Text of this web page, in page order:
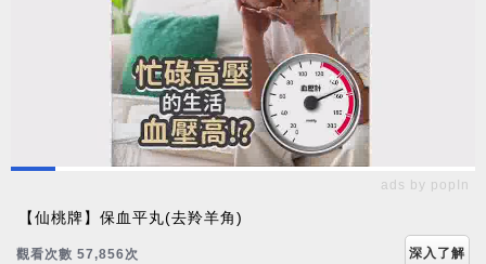
ads by popIn
【仙桃牌】保血平丸(去羚羊角)
觀看次數 57,864次 深入了解